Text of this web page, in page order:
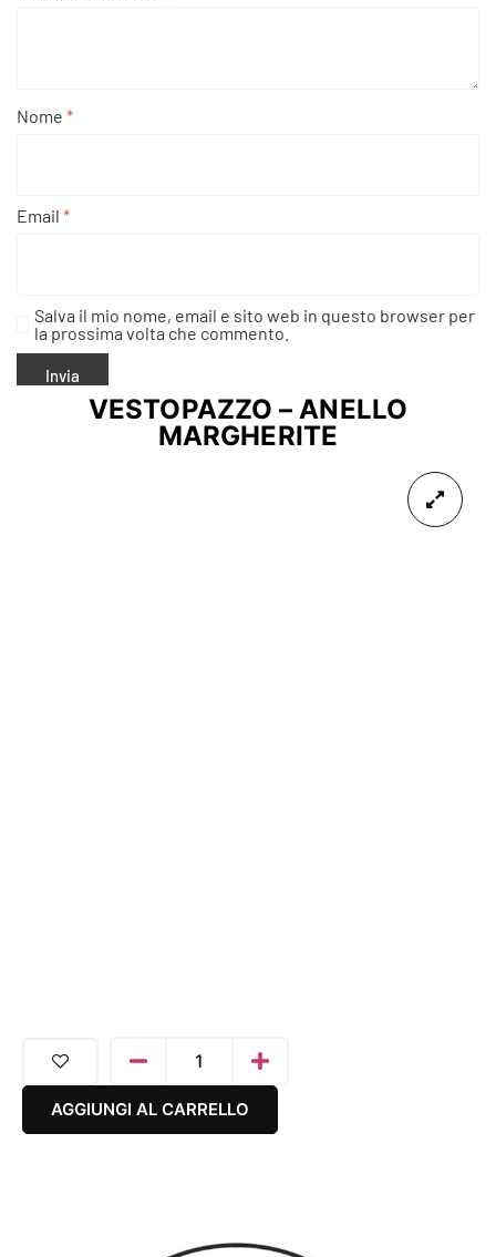
Nome *
Email *
Salva il mio nome, email e sito web in questo browser per
la prossima volta che commento.
VESTOPAZZO – ANELLO
MARGHERITE
AGGIUNGI AL CARRELLO